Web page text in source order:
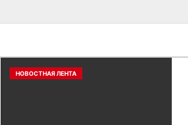
НОВОСТНАЯ ЛЕНТА